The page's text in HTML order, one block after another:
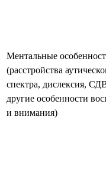
Ментальные
(расстройства
спектра, дислексия,
другие особенности
и внимания)